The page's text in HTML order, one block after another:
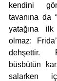
kendini
tavanına da
yatağına ilk
olmaz:
dehşettir.
büsbütün
salarken